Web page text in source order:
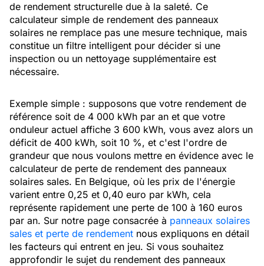
de rendement structurelle due à la saleté. Ce
calculateur simple de rendement des panneaux
solaires ne remplace pas une mesure technique, mais
constitue un filtre intelligent pour décider si une
inspection ou un nettoyage supplémentaire est
nécessaire.
Exemple simple : supposons que votre rendement de
référence soit de 4 000 kWh par an et que votre
onduleur actuel affiche 3 600 kWh, vous avez alors un
déficit de 400 kWh, soit 10 %, et c'est l'ordre de
grandeur que nous voulons mettre en évidence avec le
calculateur de perte de rendement des panneaux
solaires sales. En Belgique, où les prix de l'énergie
varient entre 0,25 et 0,40 euro par kWh, cela
représente rapidement une perte de 100 à 160 euros
par an. Sur notre page consacrée à panneaux solaires
sales et perte de rendement nous expliquons en détail
les facteurs qui entrent en jeu. Si vous souhaitez
approfondir le sujet du rendement des panneaux